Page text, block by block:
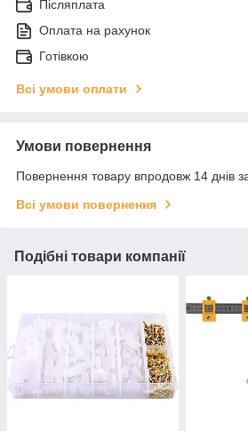
Післяплата
Оплата на рахунок
Готівкою
Всі умови оплати
Умови повернення
Повернення товару впродовж 14 днів
Всі умови повернення
Подібні товари компанії